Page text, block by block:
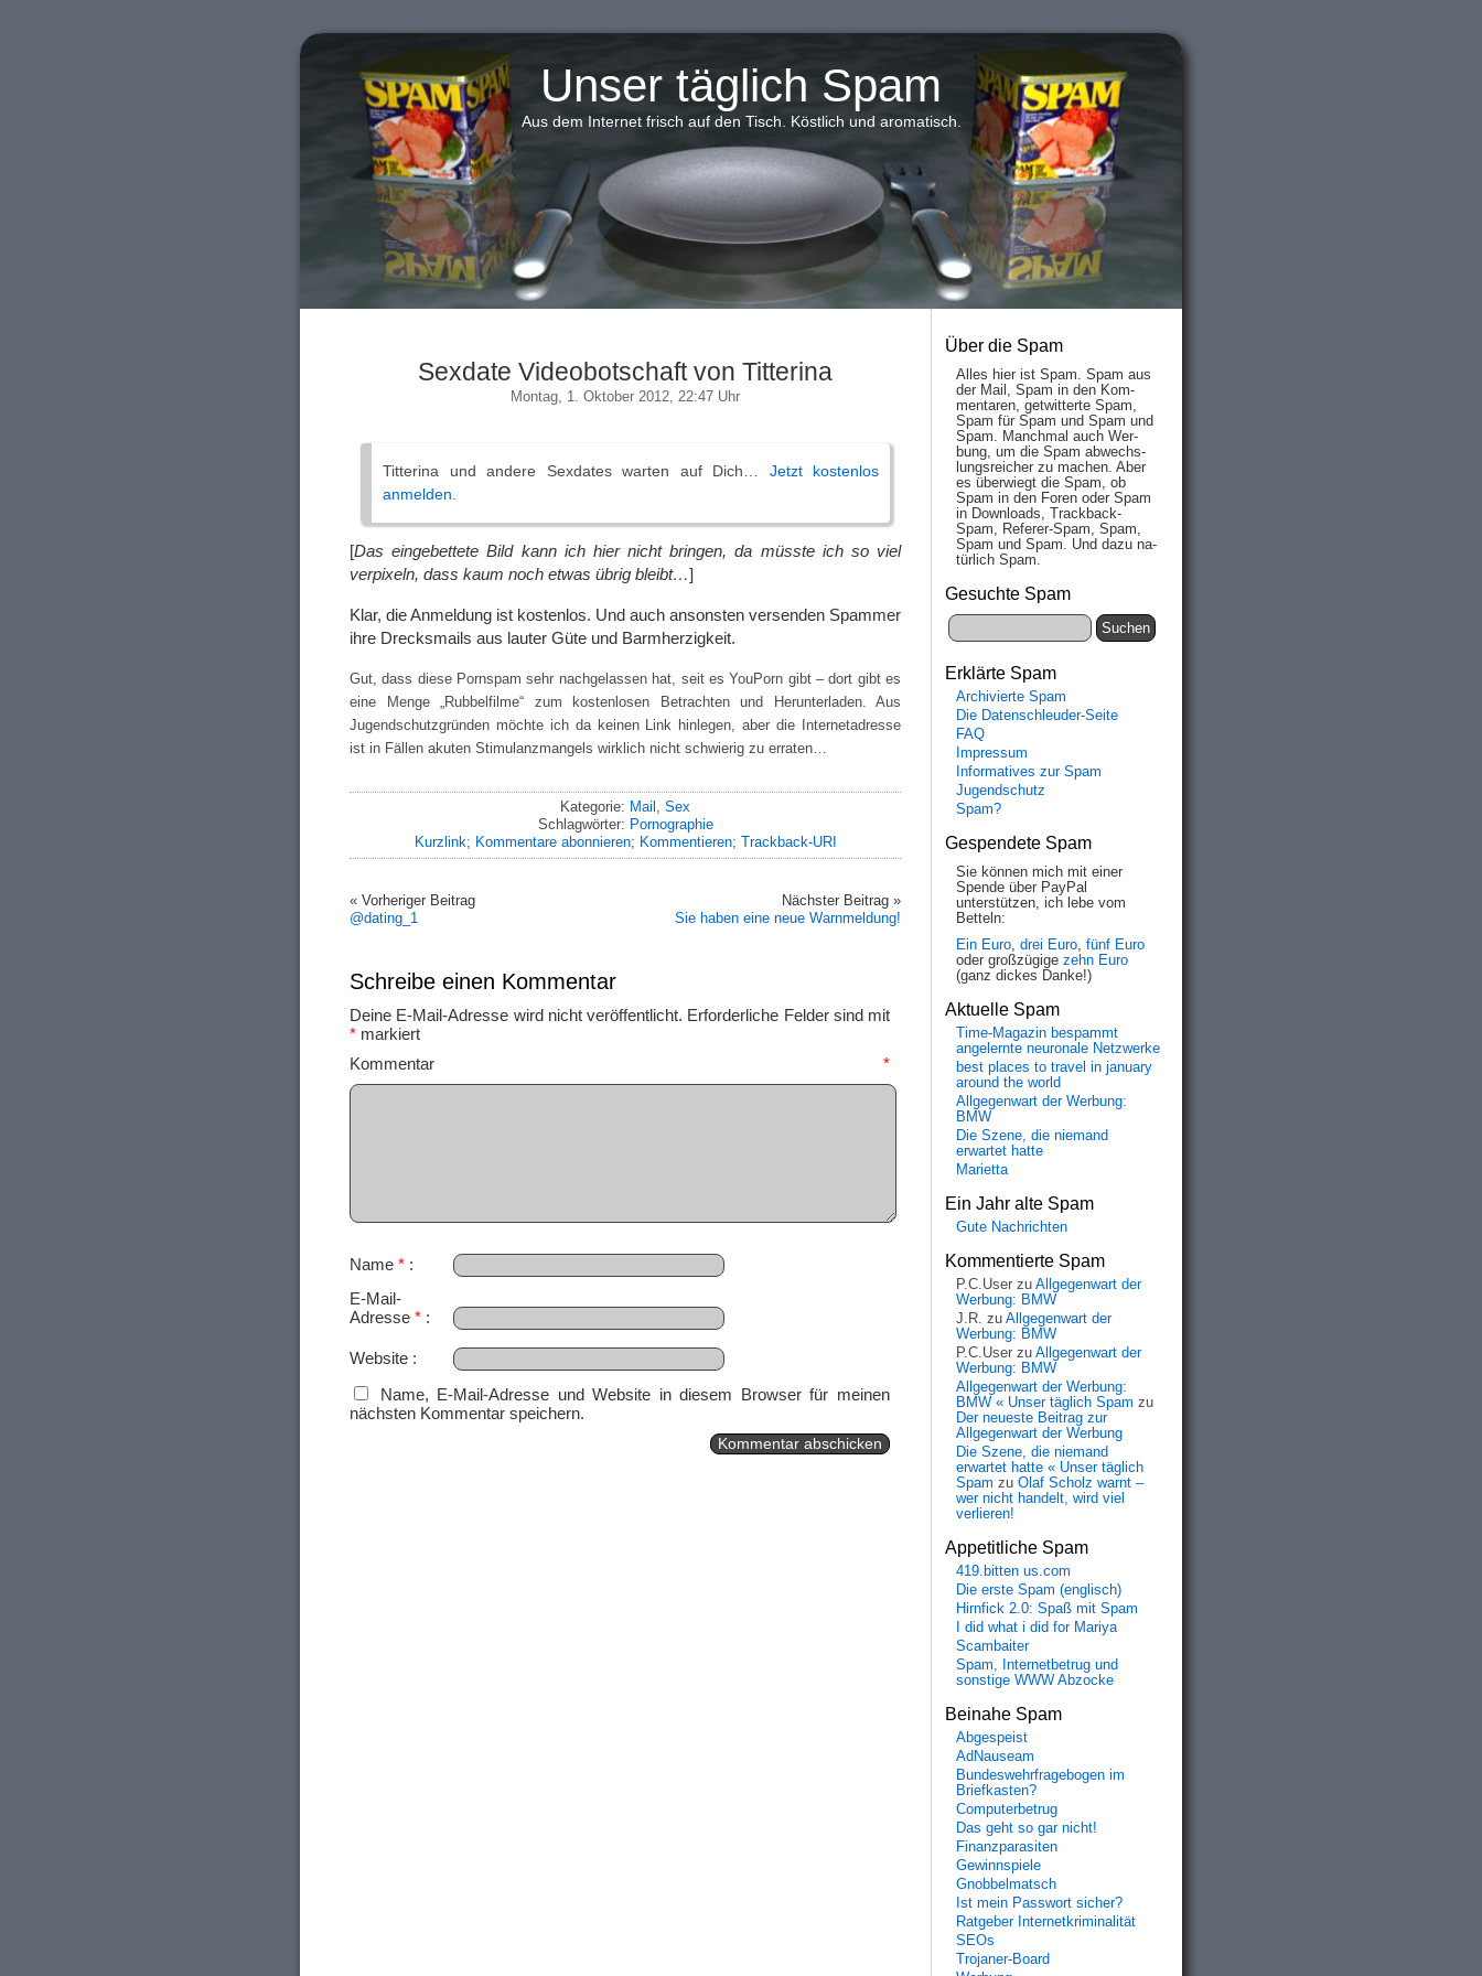
Unser täglich Spam
Aus dem Internet frisch auf den Tisch. Köstlich und aromatisch.
Sexdate Videobotschaft von Titterina
Montag, 1. Oktober 2012, 22:47 Uhr
Titterina und andere Sexdates warten auf Dich… Jetzt kostenlos
anmelden.
[Das eingebettete Bild kann ich hier nicht bringen, da müsste ich so viel
verpixeln, dass kaum noch etwas übrig bleibt…]
Klar, die Anmeldung ist kostenlos. Und auch ansonsten versenden Spammer
ihre Drecksmails aus lauter Güte und Barmherzigkeit.
Gut, dass diese Pornspam sehr nachgelassen hat, seit es YouPorn gibt – dort gibt es
eine Menge „Rubbelfilme“ zum kostenlosen Betrachten und Herunterladen. Aus
Jugendschutzgründen möchte ich da keinen Link hinlegen, aber die Internetadresse
ist in Fällen akuten Stimulanzmangels wirklich nicht schwierig zu erraten…
Kategorie: Mail
Sex
Schlagwörter: Pornographie
Kurzlink; Kommentare abonnieren; Kommentieren; Trackback-URI
« Vorheriger Beitrag
@dating_1
Nächster Beitrag »
Sie haben eine neue Warnmeldung!
Schreibe einen Kommentar
Deine E-Mail-Adresse wird nicht veröffentlicht. Erforderliche Felder sind mit
* markiert
Kommentar *
Name *
E-Mail-
Adresse *
Website
Name, E-Mail-Adresse und Website in diesem Browser für meinen
nächsten Kommentar speichern.
Über die Spam
Alles hier ist Spam. Spam aus
der Mail, Spam in den Kom­
men­taren, ge­twit­ter­te Spam,
Spam für Spam und Spam und
Spam. Manch­mal auch Wer­
bung, um die Spam ab­wechs­
lungs­reich­er zu mach­en. Aber
es über­wiegt die Spam, ob
Spam in den Fo­ren oder Spam
in Down­loads, Track­back-
Spam, Re­fe­rer-Spam, Spam,
Spam und Spam. Und da­zu na­
tür­lich Spam.
Gesuchte Spam
Erklärte Spam
Archivierte Spam
Die Datenschleuder-Seite
FAQ
Impressum
Informatives zur Spam
Jugendschutz
Spam?
Gespendete Spam
Sie können mich mit einer
Spende über PayPal
unterstützen, ich lebe vom
Betteln:
Ein Euro, drei Euro, fünf Euro
oder großzügige zehn Euro
(ganz dickes Danke!)
Aktuelle Spam
Time-Magazin bespammt
angelernte neuronale Netzwerke
best places to travel in january
around the world
Allgegenwart der Werbung:
BMW
Die Szene, die niemand
erwartet hatte
Marietta
Ein Jahr alte Spam
Gute Nachrichten
Kommentierte Spam
P.C.User zu Allgegenwart der
Werbung: BMW
J.R. zu Allgegenwart der
Werbung: BMW
P.C.User zu Allgegenwart der
Werbung: BMW
Allgegenwart der Werbung:
BMW « Unser täglich Spam zu
Der neueste Beitrag zur
Allgegenwart der Werbung
Die Szene, die niemand
erwartet hatte « Unser täglich
Spam zu Olaf Scholz warnt –
wer nicht handelt, wird viel
verlieren!
Appetitliche Spam
419.bitten us.com
Die erste Spam (englisch)
Hirnfick 2.0: Spaß mit Spam
I did what i did for Mariya
Scambaiter
Spam, Internetbetrug und
sonstige WWW Abzocke
Beinahe Spam
Abgespeist
AdNauseam
Bundeswehrfragebogen im
Briefkasten?
Computerbetrug
Das geht so gar nicht!
Finanzparasiten
Gewinnspiele
Gnobbelmatsch
Ist mein Passwort sicher?
Ratgeber Internetkriminalität
SEOs
Trojaner-Board